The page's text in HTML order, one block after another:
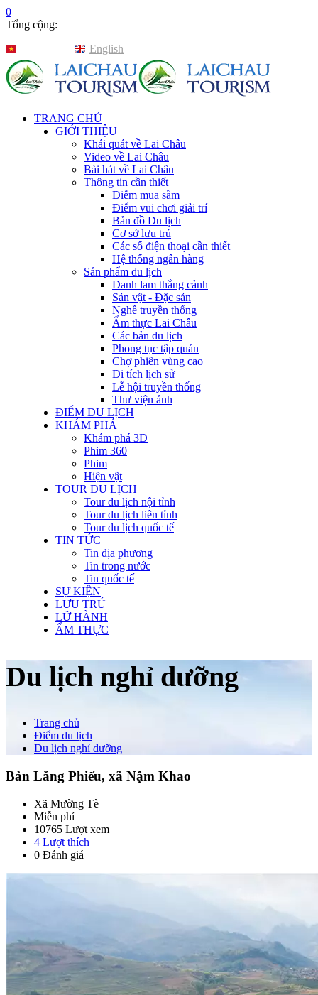
0
Tổng cộng:
English
TRANG CHỦ
GIỚI THIỆU
Khái quát về Lai Châu
Video về Lai Châu
Bài hát về Lai Châu
Thông tin cần thiết
Điểm mua sắm
Điểm vui chơi giải trí
Bản đồ Du lịch
Cơ sở lưu trú
Các số điện thoại cần thiết
Hệ thống ngân hàng
Sản phẩm du lịch
Danh lam thắng cảnh
Sản vật - Đặc sản
Nghề truyền thống
Ẩm thực Lai Châu
Các bản du lịch
Phong tục tập quán
Chợ phiên vùng cao
Di tích lịch sử
Lễ hội truyền thống
Thư viện ảnh
ĐIỂM DU LỊCH
KHÁM PHÁ
Khám phá 3D
Phim 360
Phim
Hiện vật
TOUR DU LỊCH
Tour du lịch nội tỉnh
Tour du lịch liên tỉnh
Tour du lịch quốc tế
TIN TỨC
Tin địa phương
Tin trong nước
Tin quốc tế
SỰ KIỆN
LƯU TRÚ
LỮ HÀNH
ẨM THỰC
Du lịch nghỉ dưỡng
Trang chủ
Điểm du lịch
Du lịch nghỉ dưỡng
Bản Lăng Phiếu, xã Nậm Khao
Xã Mường Tè
Miễn phí
10765 Lượt xem
4 Lượt thích
0 Đánh giá